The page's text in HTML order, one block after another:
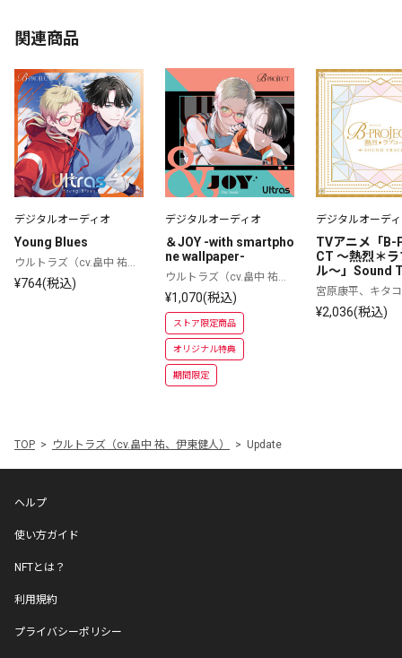
関連商品
デジタルオーディオ
Young Blues
ウルトラズ（cv.畠中 祐、
伊東健人）
¥764(税込)
デジタルオーディオ
＆JOY -with smartpho
ne wallpaper-
ウルトラズ（cv.畠中 祐、
伊東健人）
¥1,070(税込)
ストア限定商品
オリジナル特典
期間限定
デジタルオーデ
TVアニメ「B-
CT ～熱烈＊
ル～」Sound
宮原康平、キタ
IVE、MooNs、
G、ウルトラズ
¥2,036(税込)
TOP ウルトラズ（cv.畠中 祐、伊東健人） Update
ヘルプ
使い方ガイド
NFTとは？
利用規約
プライバシーポリシー